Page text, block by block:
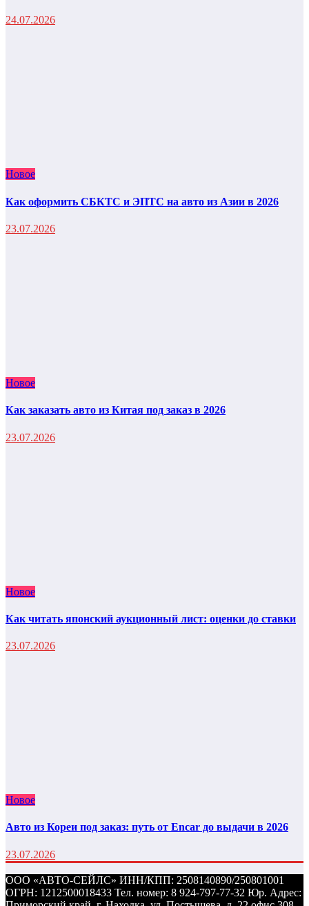
24.07.2026
Новое
Как оформить СБКТС и ЭПТС на авто из Азии в 2026
23.07.2026
Новое
Как заказать авто из Китая под заказ в 2026
23.07.2026
Новое
Как читать японский аукционный лист: оценки до ставки
23.07.2026
Новое
Авто из Кореи под заказ: путь от Encar до выдачи в 2026
23.07.2026
ООО «АВТО-СЕЙЛС» ИНН/КПП: 2508140890/250801001
ОГРН: 1212500018433 Тел. номер: 8 924-797-77-32 Юр. Адрес: